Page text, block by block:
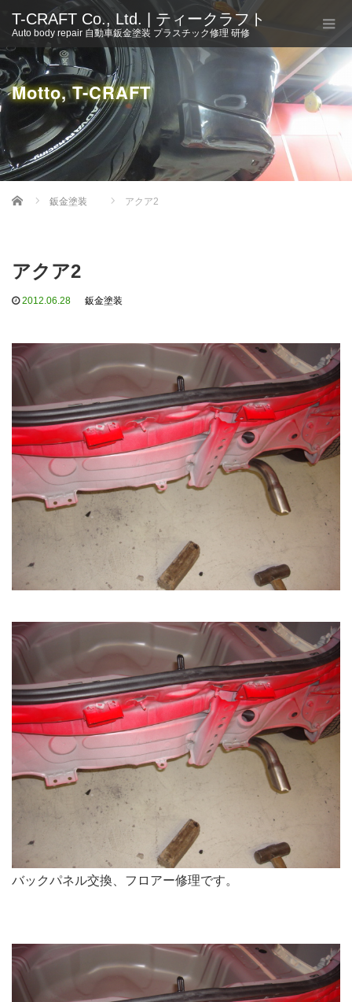
T-CRAFT Co., Ltd. | ティークラフト
Auto body repair 自動車鈑金塗装 プラスチック修理 研修
Motto, T-CRAFT
Home 鈑金塗装 アクア2
アクア2
2012.06.28 鈑金塗装
バックパネル交換、フロアー修理です。